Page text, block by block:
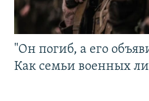
"Он погиб, а его
Как семьи военных